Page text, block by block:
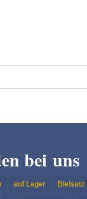
bei uns
auf Lager Bleisatz